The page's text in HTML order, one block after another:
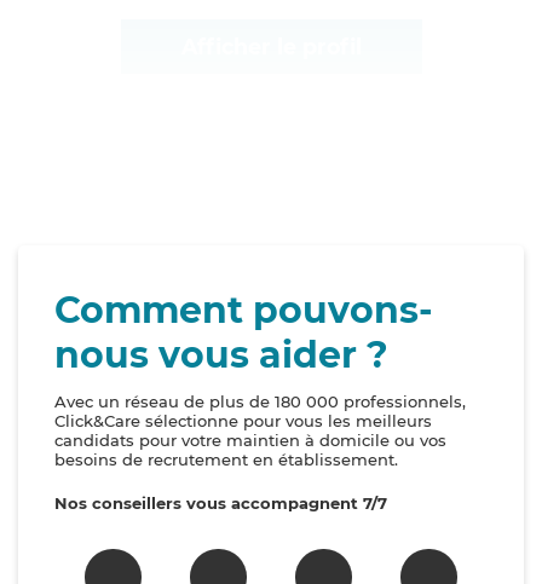
Comment pouvons-
nous vous aider ?
Avec un réseau de plus de 180 000 professionnels,
Click&Care sélectionne pour vous les meilleurs
candidats pour votre maintien à domicile ou vos
besoins de recrutement en établissement.
Nos conseillers vous accompagnent 7/7